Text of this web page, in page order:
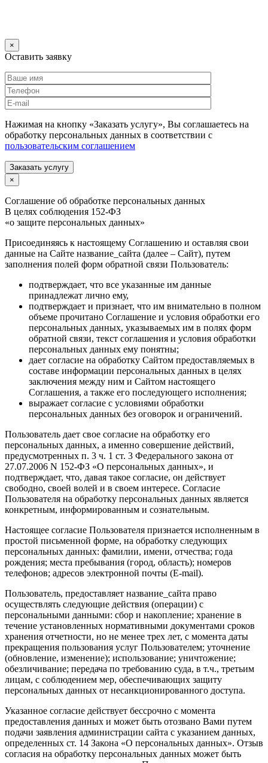
×
Оставить заявку
Нажимая на кнопку «Заказать услугу», Вы соглашаетесь на
обработку персональных данных в соответствии с
пользовательским соглашением
Заказать услугу
×
Соглашение об обработке персональных данных
В целях соблюдения 152-ФЗ
«о защите персональных данных»
Присоединяясь к настоящему Соглашению и оставляя свои
данные на Сайте название_сайта (далее – Сайт), путем
заполнения полей форм обратной связи Пользователь:
подтверждает, что все указанные им данные
принадлежат лично ему,
подтверждает и признает, что им внимательно в полном
объеме прочитано Соглашение и условия обработки его
персональных данных, указываемых им в полях форм
обратной связи, текст соглашения и условия обработки
персональных данных ему понятны;
дает согласие на обработку Сайтом предоставляемых в
составе информации персональных данных в целях
заключения между ним и Сайтом настоящего
Соглашения, а также его последующего исполнения;
выражает согласие с условиями обработки
персональных данных без оговорок и ограничений.
Пользователь дает свое согласие на обработку его
персональных данных, а именно совершение действий,
предусмотренных п. 3 ч. 1 ст. 3 Федерального закона от
27.07.2006 N 152-ФЗ «О персональных данных», и
подтверждает, что, давая такое согласие, он действует
свободно, своей волей и в своем интересе. Согласие
Пользователя на обработку персональных данных является
конкретным, информированным и сознательным.
Настоящее согласие Пользователя признается исполненным в
простой письменной форме, на обработку следующих
персональных данных: фамилии, имени, отчества; года
рождения; места пребывания (город, область); номеров
телефонов; адресов электронной почты (E-mail).
Пользователь, предоставляет название_сайта право
осуществлять следующие действия (операции) с
персональными данными: сбор и накопление; хранение в
течение установленных нормативными документами сроков
хранения отчетности, но не менее трех лет, с момента даты
прекращения пользования услуг Пользователем; уточнение
(обновление, изменение); использование; уничтожение;
обезличивание; передача по требованию суда, в т.ч., третьим
лицам, с соблюдением мер, обеспечивающих защиту
персональных данных от несанкционированного доступа.
Указанное согласие действует бессрочно с момента
предоставления данных и может быть отозвано Вами путем
подачи заявления администрации сайта с указанием данных,
определенных ст. 14 Закона «О персональных данных». Отзыв
согласия на обработку персональных данных может быть